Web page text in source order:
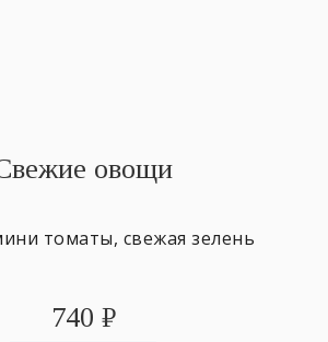
овощи
томаты, свежая зелень
740 ₽